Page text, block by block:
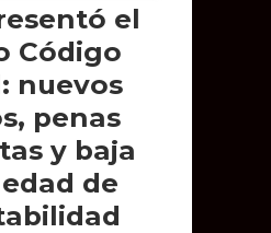
el
Código
nuevos
penas
y baja
de